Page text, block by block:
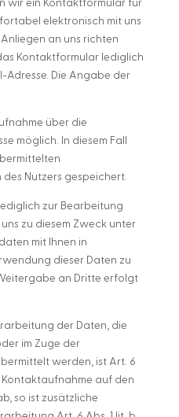
wir ein Kontaktformular für
elektronisch mit uns
an uns richten
Kontaktformular lediglich
Adresse. Die Angabe der
über die
möglich. In diesem Fall
Nutzers gespeichert.
zur Bearbeitung
zu diesem Zweck unter
mit Ihnen in
dieser Daten zu
an Dritte erfolgt
der Daten, die
im Zuge der
werden, ist Art. 6
Kontaktaufnahme auf den
so ist zusätzliche